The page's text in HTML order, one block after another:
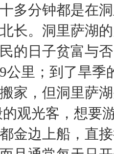
多分钟都是在
长。洞里萨湖
的日子贫富与
公里；到了旱季
家，但洞里萨
观光客，想要
金边上船，直